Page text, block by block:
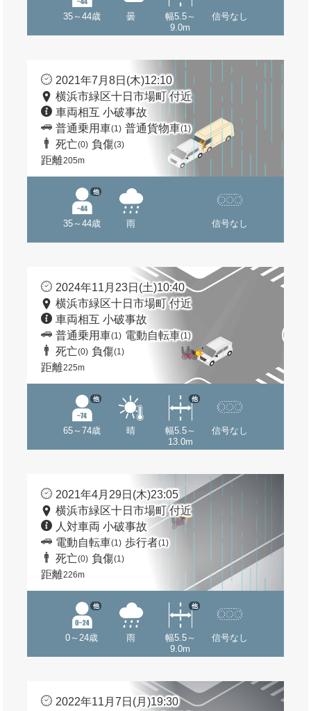
35～44歳 曇
幅5.5～
9.0m
信号なし
2021年7月8日(木)12:10
横浜市緑区十日市場町 付近
車両相互 小破事故
普通乗用車(1) 普通貨物車(1)
死亡(0) 負傷(3)
距離205m
35～44歳
他
雨 信号なし
2024年11月23日(土)10:40
横浜市緑区十日市場町 付近
車両相互 小破事故
普通乗用車(1) 電動自転車(1)
死亡(0) 負傷(1)
距離225m
65～74歳
他
晴
幅5.5～
13.0m
他
信号なし
2021年4月29日(木)23:05
横浜市緑区十日市場町 付近
人対車両 小破事故
電動自転車(1) 歩行者(1)
死亡(0) 負傷(1)
距離226m
0～24歳
他
雨
幅5.5～
9.0m
他
信号なし
2022年11月7日(月)19:30